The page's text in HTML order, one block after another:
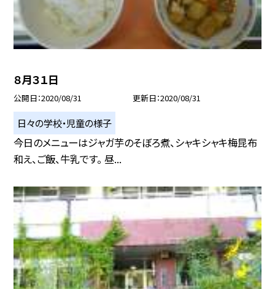
８月３１日
公開日 2020/08/31 更新日 2020/08/31
日々の学校・児童の様子
今日のメニューはジャガ芋のそぼろ煮、シャキシャキ梅昆布
和え、ご飯、牛乳です。 昼...